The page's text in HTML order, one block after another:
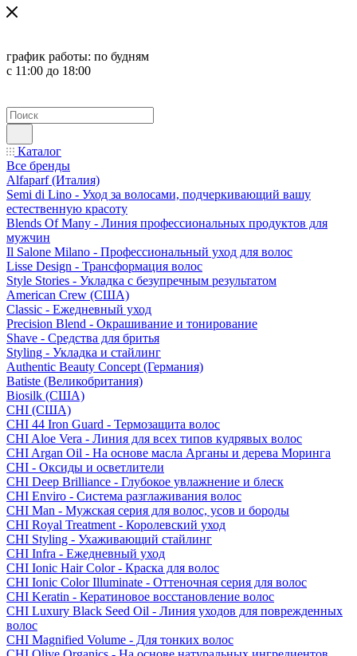
график работы: по будням
с 11:00 до 18:00
Каталог
Все бренды
Alfaparf (Италия)
Semi di Lino - Уход за волосами, подчеркивающий вашу
естественную красоту
Blends Of Many - Линия профессиональных продуктов для
мужчин
Il Salone Milano - Профессиональный уход для волос
Lisse Design - Трансформация волос
Style Stories - Укладка с безупречным результатом
American Crew (США)
Classic - Ежедневный уход
Precision Blend - Окрашивание и тонирование
Shave - Средства для бритья
Styling - Укладка и стайлинг
Authentic Beauty Concept (Германия)
Batiste (Великобритания)
Biosilk (США)
CHI (США)
CHI 44 Iron Guard - Термозащита волос
CHI Aloe Vera - Линия для всех типов кудрявых волос
CHI Argan Oil - На основе масла Арганы и дерева Моринга
CHI - Оксиды и осветлители
CHI Deep Brilliance - Глубокое увлажнение и блеск
CHI Enviro - Система разглаживания волос
CHI Man - Мужская серия для волос, усов и бороды
CHI Royal Treatment - Королевский уход
CHI Styling - Ухаживающий стайлинг
CHI Infra - Ежедневный уход
CHI Ionic Hair Color - Краска для волос
CHI Ionic Color Illuminate - Оттеночная серия для волос
CHI Keratin - Кератиновое восстановление волос
CHI Luxury Black Seed Oil - Линия уходов для поврежденных
волос
CHI Magnified Volume - Для тонких волос